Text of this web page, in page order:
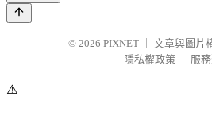
© 2026 PIXNET
文章與圖片
隱私權政策
服
⚠️